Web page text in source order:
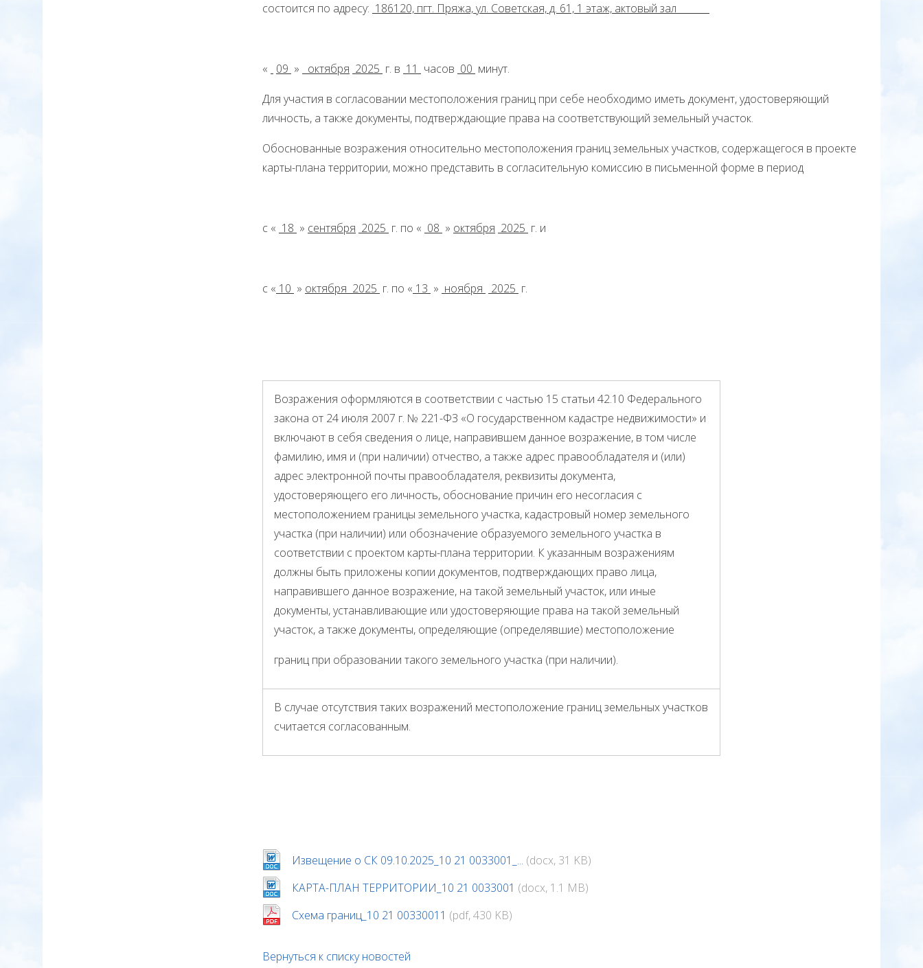
состоится по адресу: 186120, пгт. Пряжа, ул. Советская, д. 61, 1 этаж, актовый зал
« 09 » октября 2025 г. в 11 часов 00 минут.
Для участия в согласовании местоположения границ при себе необходимо иметь документ, удостоверяющий
личность, а также документы, подтверждающие права на соответствующий земельный участок.
Обоснованные возражения относительно местоположения границ земельных участков, содержащегося в проекте
карты-плана территории, можно представить в согласительную комиссию в письменной форме в период
с « 18 » сентября 2025 г. по « 08 » октября 2025 г. и
с « 10 » октября 2025 г. по « 13 » ноября 2025 г.
Возражения оформляются в соответствии с частью 15 статьи 42.10 Федерального
закона от 24 июля 2007 г. № 221-ФЗ «О государственном кадастре недвижимости» и
включают в себя сведения о лице, направившем данное возражение, в том числе
фамилию, имя и (при наличии) отчество, а также адрес правообладателя и (или)
адрес электронной почты правообладателя, реквизиты документа,
удостоверяющего его личность, обоснование причин его несогласия с
местоположением границы земельного участка, кадастровый номер земельного
участка (при наличии) или обозначение образуемого земельного участка в
соответствии с проектом карты-плана территории. К указанным возражениям
должны быть приложены копии документов, подтверждающих право лица,
направившего данное возражение, на такой земельный участок, или иные
документы, устанавливающие или удостоверяющие права на такой земельный
участок, а также документы, определяющие (определявшие) местоположение
границ при образовании такого земельного участка (при наличии).
В случае отсутствия таких возражений местоположение границ земельных участков
считается согласованным.
Извещение о СК 09.10.2025_10 21 0033001_... (docx, 31 KB)
КАРТА-ПЛАН ТЕРРИТОРИИ_10 21 0033001 (docx, 1.1 MB)
Схема границ_10 21 00330011 (pdf, 430 KB)
Вернуться к списку новостей